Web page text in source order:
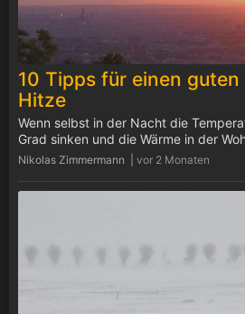
10 Tipps für einen
Hitze
Nikolas Zimmermann | vor 2 Monaten
Wenn selbst in der Nacht die
Grad sinken und die Wärme in der